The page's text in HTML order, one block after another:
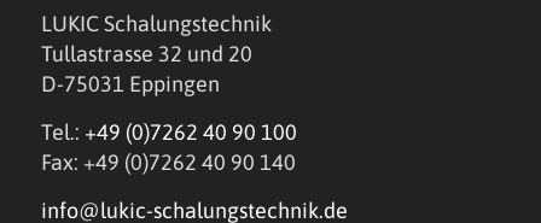
LUKIC Schalungstechnik
Tullastrasse 32 und 20
D-75031 Eppingen
Tel.: +49 (0)7262 40 90 100
Fax: +49 (0)7262 40 90 140
info@lukic-schalungstechnik.de